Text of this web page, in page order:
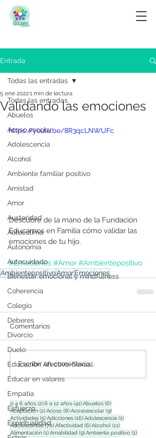
Entrada
Todas las entradas
Abuelos
Acoso escolar
Adolescencia
Alcohol
Ambiente familiar positivo
Amistad
Amor
Austeridad
Autoestima
Autonomía
Autocuidado
Bienestar emocional y mindfulness
Coherencia
Colegio
Deberes
Divorcio
Duelo
Educación Afectivo-Sexual
Educar en valores
Empatía
Esfuerzo
Espiritualidad
Todas las entradas
Validando las emociones
5 ene 20221 min de lectura
https://youtu.be/8R3qcLNWUFc
Descubre de la mano de la Fundación
Educamos en Familia cómo validar las
emociones de tu hijo.
#Emociones #Amor #Ambientepositivo
AmbientepositivoAmorEmociones
Comentarios
Escribir un comentario...
0 a 6 años (2)2 entradas
6 a 12 años (41)41 entradas
Abuelos (6)6 entradas
Aceptación (2)2 entradas
Acoso (8)8 entradas
Acosoescolar (9)9 entradas
Actividades (5)5 entradas
Adicciones (16)16 entradas
Adolescencia (1)1 entrada
Adolescentes (70)70 entradas
Afectividad (6)6 entradas
Alcohol (11)11 entradas
Alimentación (1)1 entrada
Amabilidad (9)9 entradas
Ambiente positivo (1)1 entrada